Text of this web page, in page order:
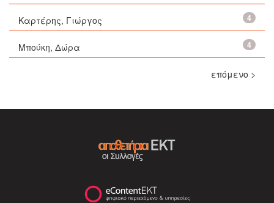
4
Καρτέρης, Γιώργος
4
Μπούκη, Δώρα
επόμενο >